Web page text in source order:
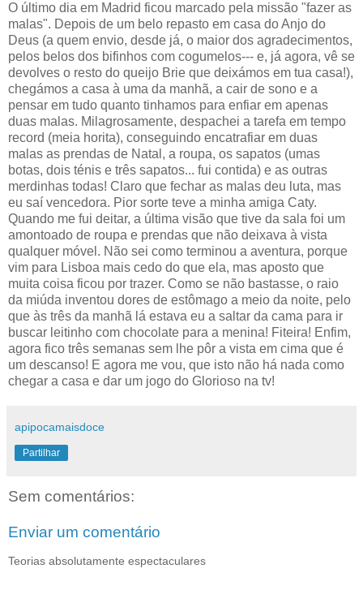
O último dia em Madrid ficou marcado pela missão "fazer as
malas". Depois de um belo repasto em casa do Anjo do
Deus (a quem envio, desde já, o maior dos agradecimentos,
pelos belos dos bifinhos com cogumelos--- e, já agora, vê se
devolves o resto do queijo Brie que deixámos em tua casa!),
chegámos a casa à uma da manhã, a cair de sono e a
pensar em tudo quanto tinhamos para enfiar em apenas
duas malas. Milagrosamente, despachei a tarefa em tempo
record (meia horita), conseguindo encatrafiar em duas
malas as prendas de Natal, a roupa, os sapatos (umas
botas, dois ténis e três sapatos... fui contida) e as outras
merdinhas todas! Claro que fechar as malas deu luta, mas
eu saí vencedora. Pior sorte teve a minha amiga Caty.
Quando me fui deitar, a última visão que tive da sala foi um
amontoado de roupa e prendas que não deixava à vista
qualquer móvel. Não sei como terminou a aventura, porque
vim para Lisboa mais cedo do que ela, mas aposto que
muita coisa ficou por trazer. Como se não bastasse, o raio
da miúda inventou dores de estômago a meio da noite, pelo
que às três da manhã lá estava eu a saltar da cama para ir
buscar leitinho com chocolate para a menina! Fiteira! Enfim,
agora fico três semanas sem lhe pôr a vista em cima que é
um descanso! E agora me vou, que isto não há nada como
chegar a casa e dar um jogo do Glorioso na tv!
apipocamaisdoce
Partilhar
Sem comentários:
Enviar um comentário
Teorias absolutamente espectaculares